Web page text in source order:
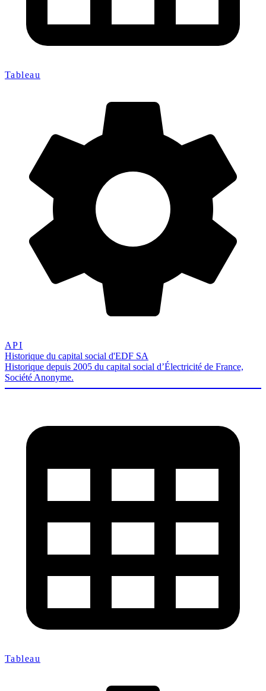
Tableau
API
Historique du capital social d'EDF SA
Historique depuis 2005 du capital social d’Électricité de France,
Société Anonyme.
Tableau